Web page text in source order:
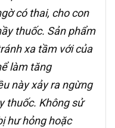
có thai, cho con
thuốc. Sản phẩm
xa tầm với của
làm tăng
này xảy ra ngừng
thuốc. Không sử
hư hỏng hoặc